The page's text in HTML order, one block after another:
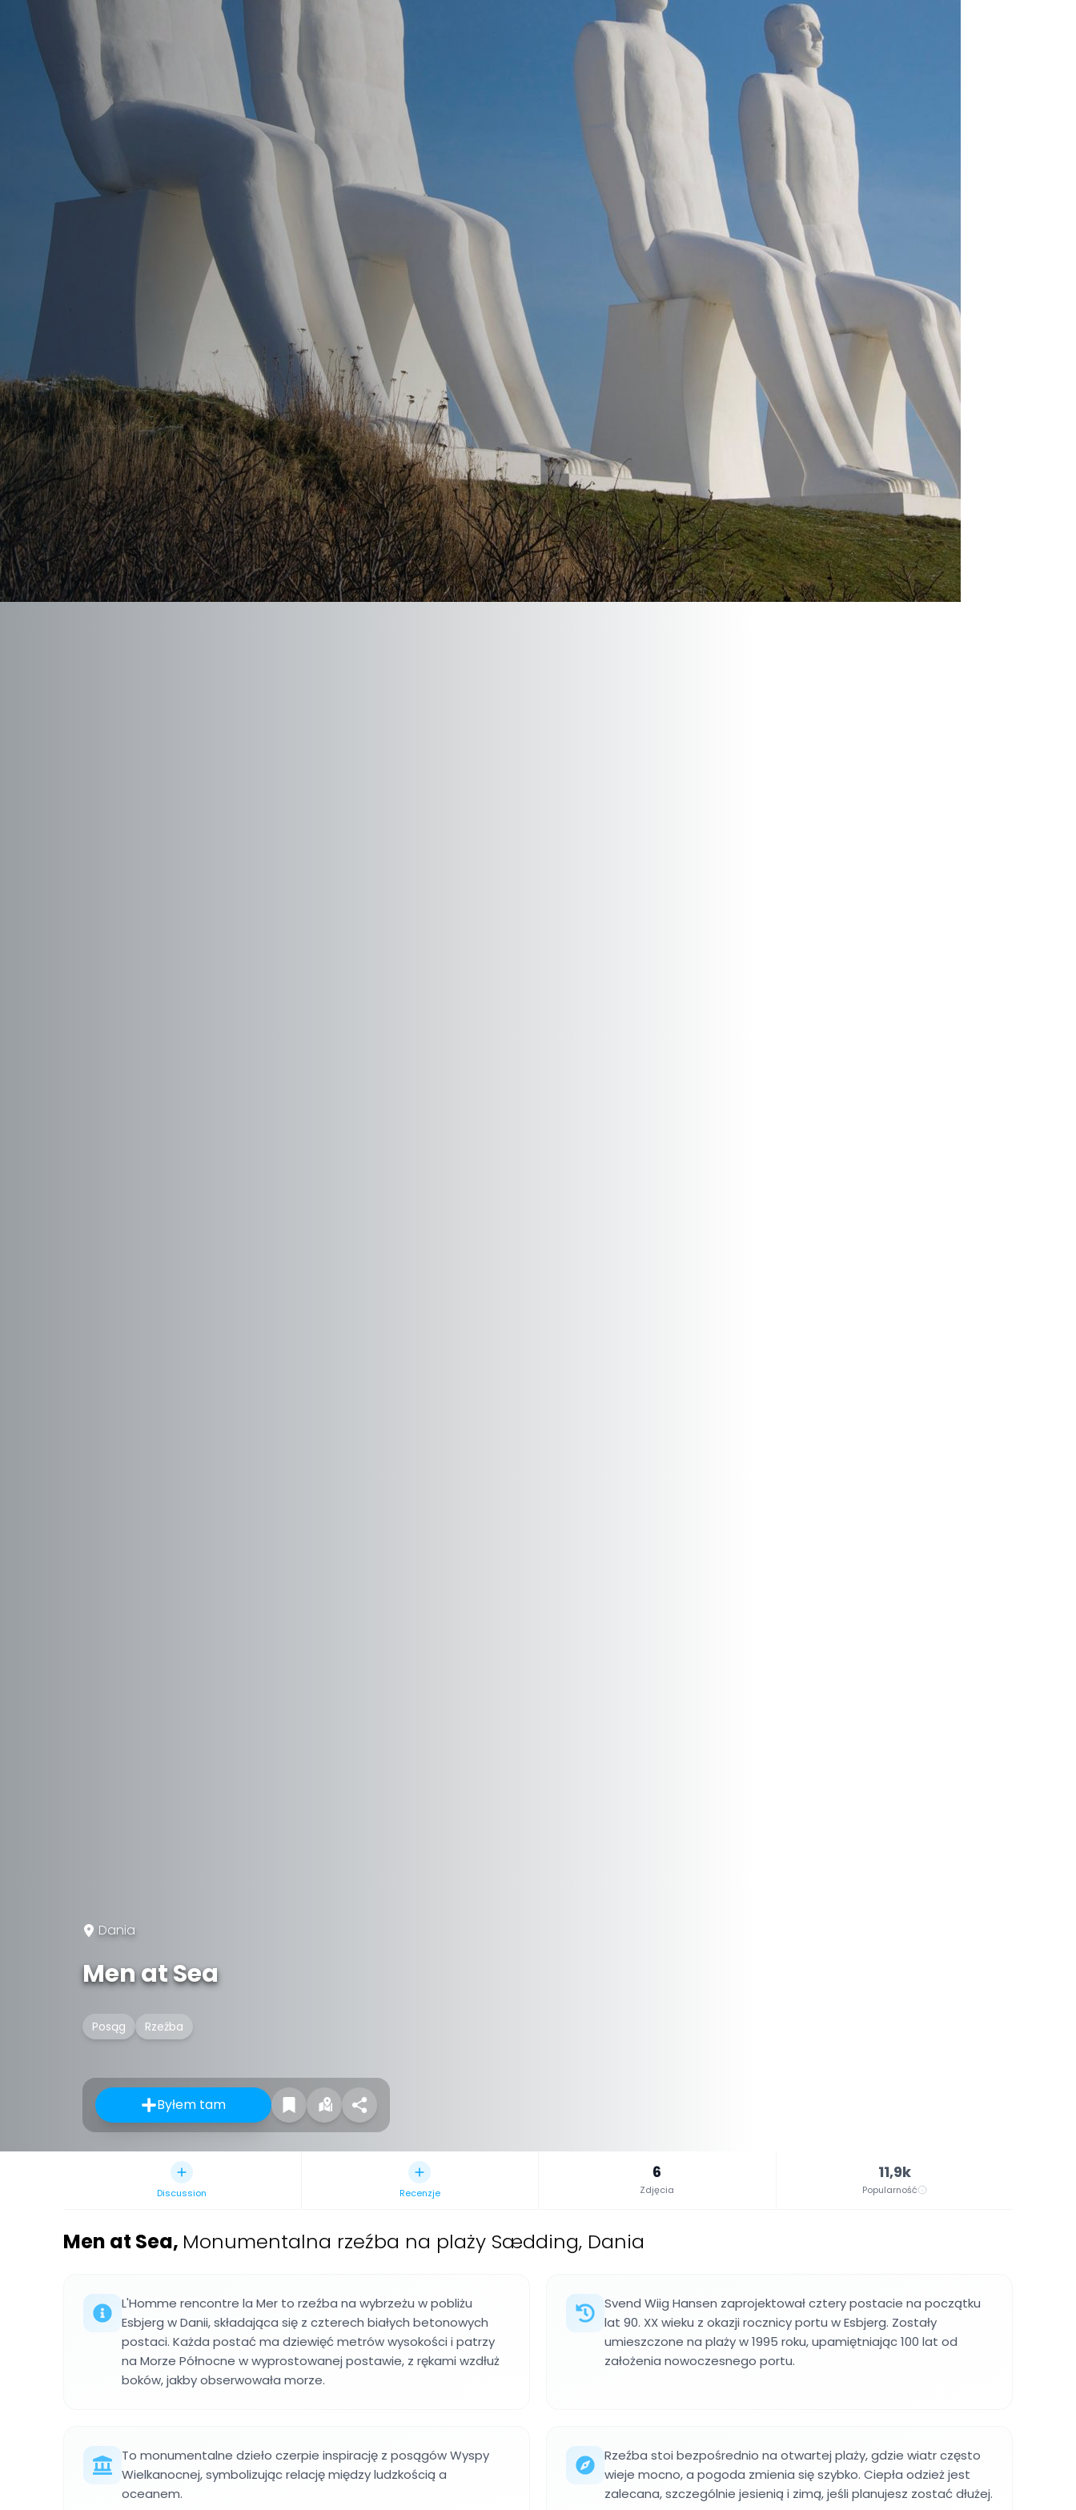
Dania
Men at Sea
Posąg Rzeźba
Byłem tam
Discussion Recenzje
6
Zdjęcia
11,9k
Popularność
Men at Sea, Monumentalna rzeźba na plaży Sædding, Dania
L'Homme rencontre la Mer to rzeźba na wybrzeżu w pobliżu
Esbjerg w Danii, składająca się z czterech białych betonowych
postaci. Każda postać ma dziewięć metrów wysokości i patrzy
na Morze Północne w wyprostowanej postawie, z rękami wzdłuż
boków, jakby obserwowała morze.
Svend Wiig Hansen zaprojektował cztery postacie na początku
lat 90. XX wieku z okazji rocznicy portu w Esbjerg. Zostały
umieszczone na plaży w 1995 roku, upamiętniając 100 lat od
założenia nowoczesnego portu.
To monumentalne dzieło czerpie inspirację z posągów Wyspy
Wielkanocnej, symbolizując relację między ludzkością a
oceanem.
Rzeźba stoi bezpośrednio na otwartej plaży, gdzie wiatr często
wieje mocno, a pogoda zmienia się szybko. Ciepła odzież jest
zalecana, szczególnie jesienią i zimą, jeśli planujesz zostać dłużej.